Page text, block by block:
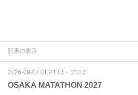
記事の表示
2026-08-07 01:24:13 ・ ブログ
OSAKA MATATHON 2027